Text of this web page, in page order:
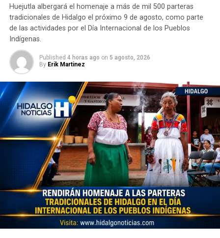
Huejutla albergará el homenaje a más de mil 500 parteras
tradicionales de Hidalgo el próximo 9 de agosto, como parte
de las actividades por el Día Internacional de los Pueblos
Indígenas.
Published 4 horas ago on 5 agosto, 2026
By Erik Martinez